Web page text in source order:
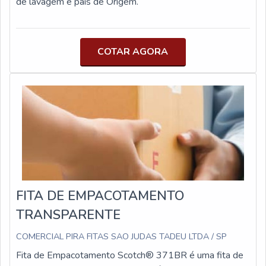
em tudo que faz, onde comprova sua essência de trazer
COTAR AGORA
FITA DE EMPACOTAMENTO
TRANSPARENTE
COMERCIAL PIRA FITAS SAO JUDAS TADEU LTDA / SP
Fita de Empacotamento Scotch® 371BR é uma fita de